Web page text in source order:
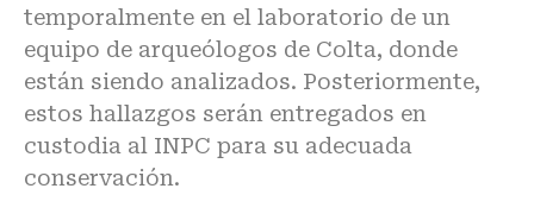
temporalmente en el laboratorio de un
equipo de arqueólogos de Colta, donde
están siendo analizados. Posteriormente,
estos hallazgos serán entregados en
custodia al INPC para su adecuada
conservación.